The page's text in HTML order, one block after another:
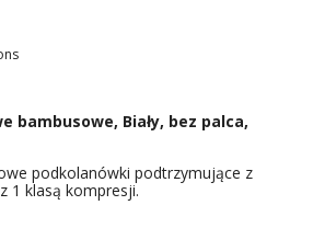
bambusowe, Biały, bez palca,
podkolanówki podtrzymujące z
1 klasą kompresji.